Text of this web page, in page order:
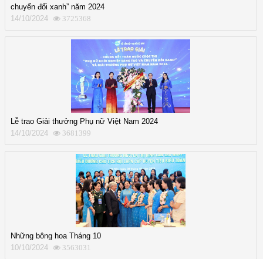
chuyển đổi xanh” năm 2024
14/10/2024
3725368
Lễ trao Giải thưởng Phụ nữ Việt Nam 2024
14/10/2024
3681399
Những bông hoa Tháng 10
10/10/2024
3563031